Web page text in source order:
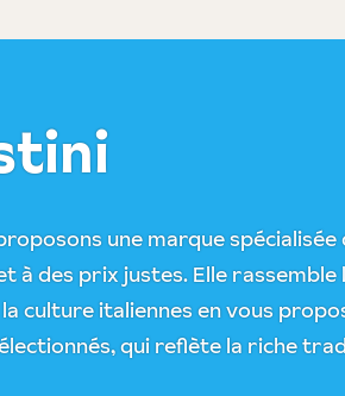
une marque spécialisée
à des prix justes. Elle rassemble
culture italiennes en vous
qui reflète la riche